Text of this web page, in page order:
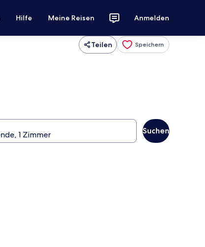
Hilfe Meine Reisen Anmelden
Teilen Speichern
Suchen